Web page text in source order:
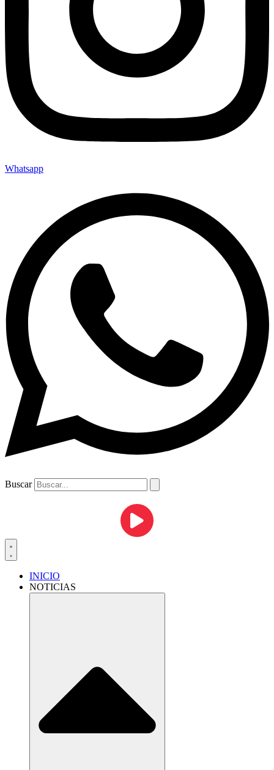
Whatsapp
Buscar
INICIO
NOTICIAS